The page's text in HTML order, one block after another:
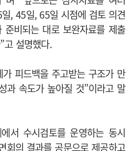
, 45일, 65일 시점에 검토 의견
준비되는 대로 보완자료를 제출
고 설명했다.
피드백을 주고받는 구조가 만
과 속도가 높아질 것”이라고 말
서 수시검토를 운영하는 동시
회의 결과를 공문으로 제공하고